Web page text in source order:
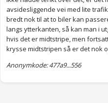
avsidesliggende vei med lite
bredt nok til at to biler kan
langs ytterkanten, så kan man i
hvis det er midtstripe, men
krysse midtstripen så er det nok
Anonymkode: 477a9...556